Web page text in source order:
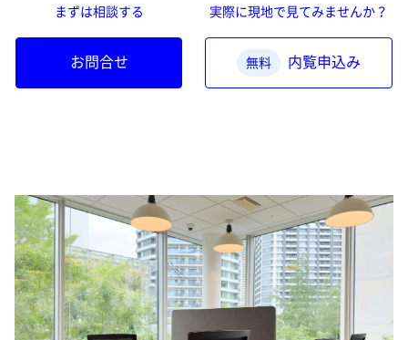
まずは相談する 実際に現地で見てみませんか？
お問合せ 無料 内覧申込み